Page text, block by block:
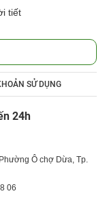
tiết
SỬ DỤNG
24h
Ô chợ Dừa, Tp.
06